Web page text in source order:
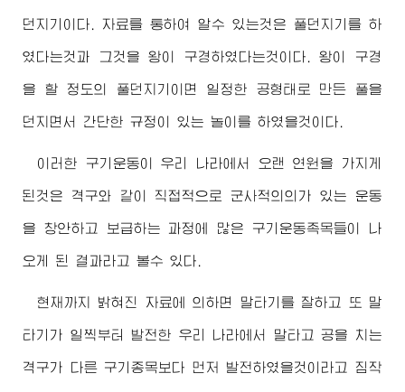
던지기이다. 자료를 통하여 알수 있는것은 풀던지기를 하
였다는것과 그것을 왕이 구경하였다는것이다. 왕이 구경
을 할 정도의 풀던지기이면 일정한 공형태로 만든 풀을
던지면서 간단한 규정이 있는 놀이를 하였을것이다.
이러한 구기운동이 우리 나라에서 오랜 연원을 가지게
된것은 격구와 같이 직접적으로 군사적의의가 있는 운동
을 창안하고 보급하는 과정에 많은 구기운동족목들이 나
오게 된 결과라고 볼수 있다.
현재까지 밝혀진 자료에 의하면 말타기를 잘하고 또 말
타기가 일찍부터 발전한 우리 나라에서 말타고 공을 치는
격구가 다른 구기종목보다 먼저 발전하였을것이라고 짐작